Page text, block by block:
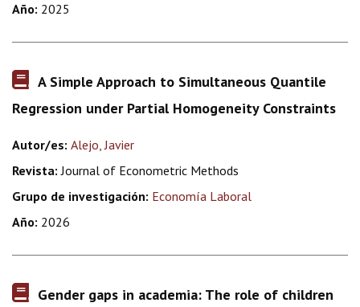
Año: 2025
A Simple Approach to Simultaneous Quantile
Regression under Partial Homogeneity Constraints
Autor/es: Alejo, Javier
Revista: Journal of Econometric Methods
Grupo de investigación: Economía Laboral
Año: 2026
Gender gaps in academia: The role of children